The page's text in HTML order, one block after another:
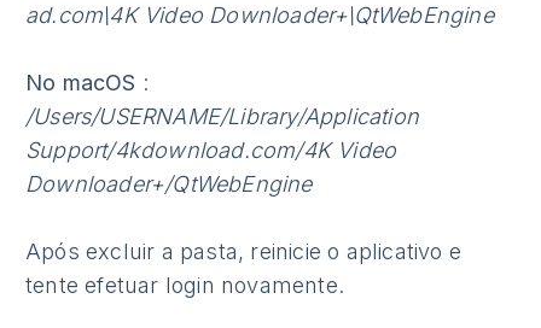
ad.com\4K Video Downloader+\QtWebEngine
No macOS :
/Users/USERNAME/Library/Application
Support/4kdownload.com/4K Video
Downloader+/QtWebEngine
Após excluir a pasta, reinicie o aplicativo e
tente efetuar login novamente.